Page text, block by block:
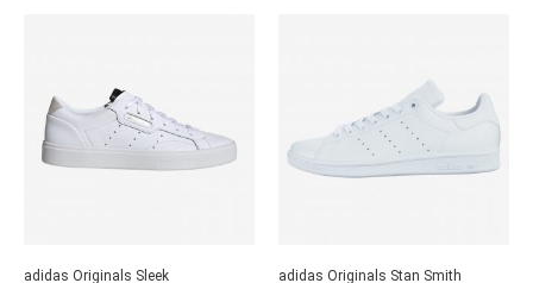
adidas Originals Sleek adidas Originals Stan Smith